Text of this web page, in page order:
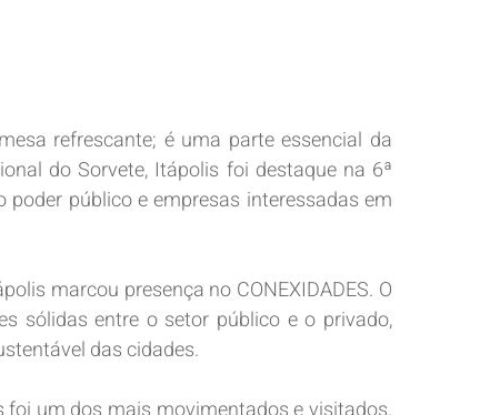
refrescante; é uma parte essencial da
do Sorvete, Itápolis foi destaque na 6ª
poder público e empresas interessadas em
marcou presença no CONEXIDADES. O
sólidas entre o setor público e o privado,
das cidades.